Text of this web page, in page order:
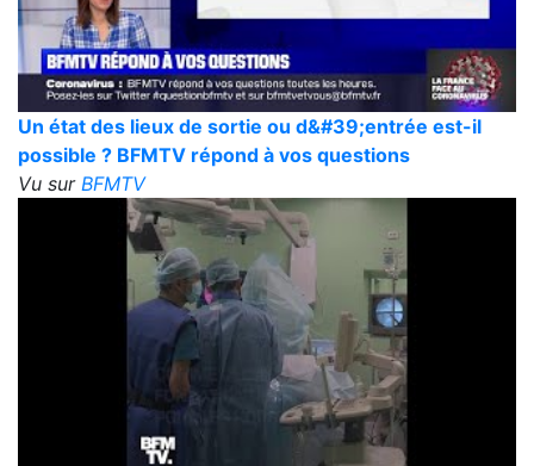
Un état des lieux de sortie ou d&#39;entrée est-il
possible ? BFMTV répond à vos questions
Vu sur BFMTV